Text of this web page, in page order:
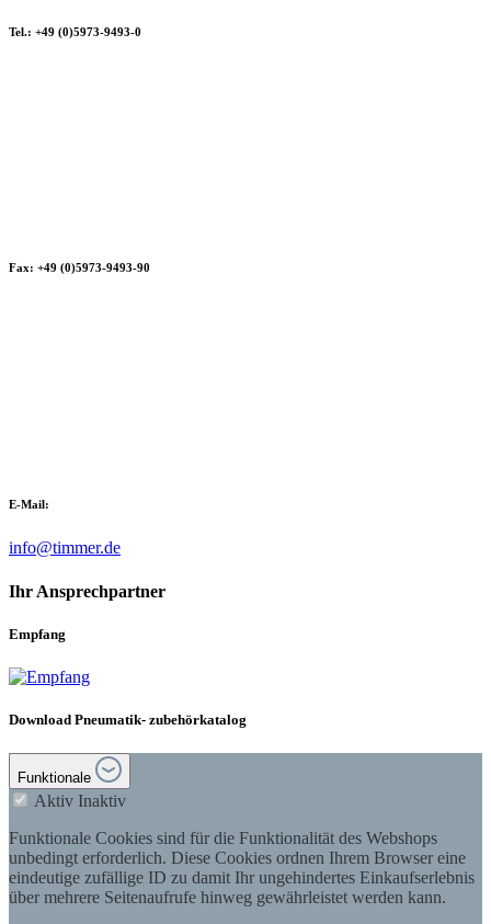
Tel.: +49 (0)5973-9493-0
Fax: +49 (0)5973-9493-90
E-Mail:
info@timmer.de
Ihr Ansprechpartner
Empfang
Download Pneumatik- zubehörkatalog
Funktionale
Aktiv Inaktiv
Funktionale Cookies sind für die Funktionalität des Webshops
unbedingt erforderlich. Diese Cookies ordnen Ihrem Browser eine
eindeutige zufällige ID zu damit Ihr ungehindertes Einkaufserlebnis
über mehrere Seitenaufrufe hinweg gewährleistet werden kann.